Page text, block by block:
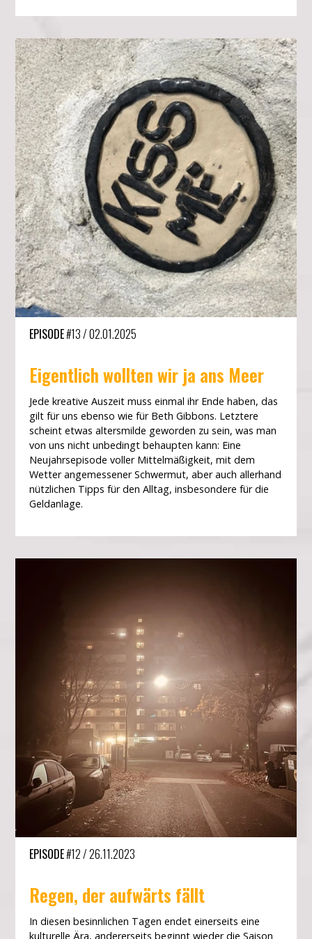
EPISODE#13/02.01.2025
Eigentlich wollten wir ja ans Meer
Jede kreative Auszeit muss einmal ihr Ende haben, das
gilt für uns ebenso wie für Beth Gibbons. Letztere
scheint etwas altersmilde geworden zu sein, was man
von uns nicht unbedingt behaupten kann: Eine
Neujahrsepisode voller Mittelmäßigkeit, mit dem
Wetter angemessener Schwermut, aber auch allerhand
nützlichen Tipps für den Alltag, insbesondere für die
Geldanlage.
EPISODE#12/26.11.2023
Regen, der aufwärts fällt
In diesen besinnlichen Tagen endet einerseits eine
kulturelle Ära, andererseits beginnt wieder die Saison